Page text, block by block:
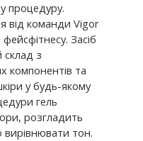
процедуру.
від команди Vigor
Засіб
склад з
компонентів та
у будь-якому
гель
розгладить
тон.